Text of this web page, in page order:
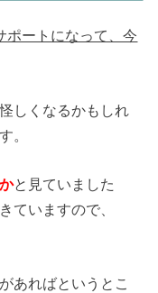
ポートになって、今
しくなるかもしれ
。
と見ていました
ていますので、
あればというとこ